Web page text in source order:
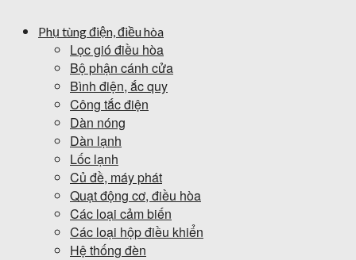
Phụ tùng điện, điều hòa
Lọc gió điều hòa
Bộ phận cánh cửa
Bình điện, ắc quy
Công tắc điện
Dàn nóng
Dàn lạnh
Lốc lạnh
Củ đề, máy phát
Quạt động cơ, điều hòa
Các loại cảm biến
Các loại hộp điều khiển
Hệ thống đèn